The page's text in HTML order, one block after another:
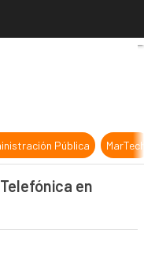
de uso de 5G de
Pública
en